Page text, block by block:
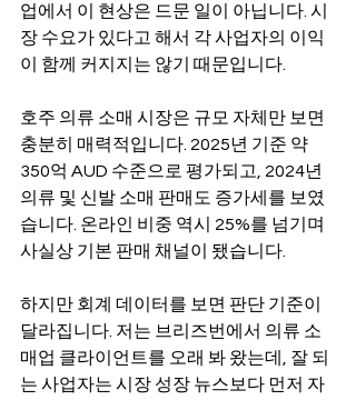
업에서 이 현상은 드문 일이 아닙니다. 시
장 수요가 있다고 해서 각 사업자의 이익
이 함께 커지지는 않기 때문입니다.
호주 의류 소매 시장은 규모 자체만 보면
충분히 매력적입니다. 2025년 기준 약
350억 AUD 수준으로 평가되고, 2024년
의류 및 신발 소매 판매도 증가세를 보였
습니다. 온라인 비중 역시 25%를 넘기며
사실상 기본 판매 채널이 됐습니다.
하지만 회계 데이터를 보면 판단 기준이
달라집니다. 저는 브리즈번에서 의류 소
매업 클라이언트를 오래 봐 왔는데, 잘 되
는 사업자는 시장 성장 뉴스보다 먼저 자